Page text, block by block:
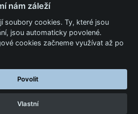
Motolevel. Všechna práva
nám záleží
soubory cookies. Ty, které jsou
jsou automaticky povolené.
cookies začneme využívat až po
Povolit
Vlastní